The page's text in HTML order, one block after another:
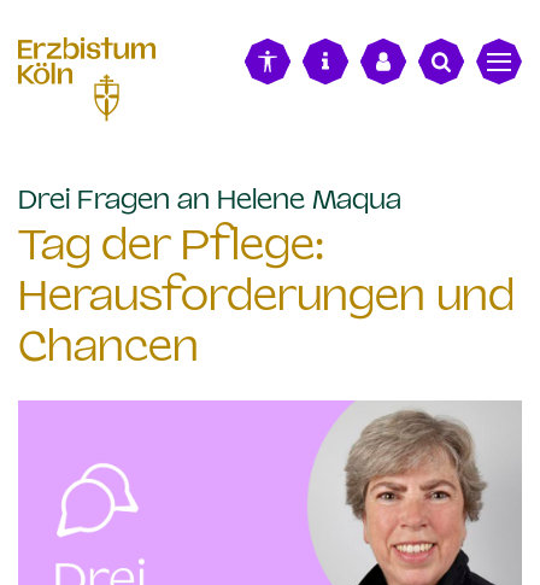
Drei Fragen an Helene Maqua
Tag der Pflege:
Herausforderungen und
Chancen